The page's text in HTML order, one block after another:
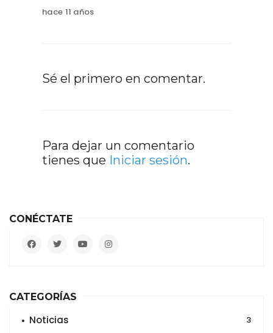
hace 11 años
Sé el primero en comentar.
Para dejar un comentario
tienes que Iniciar sesión.
CONÉCTATE
CATEGORÍAS
Noticias 3